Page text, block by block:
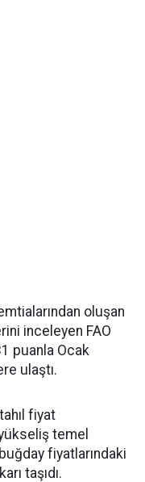
oluşan
inceleyen FAO
puanla Ocak
ulaştı.
fiyat
temel
fiyatlarındaki
taşıdı.